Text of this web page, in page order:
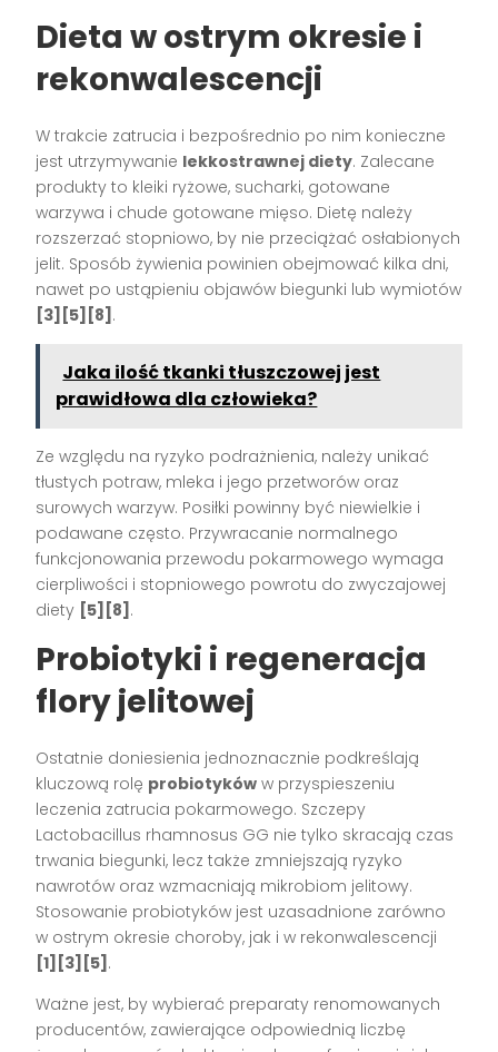
Dieta w ostrym okresie i
rekonwalescencji
W trakcie zatrucia i bezpośrednio po nim konieczne
jest utrzymywanie lekkostrawnej diety. Zalecane
produkty to kleiki ryżowe, sucharki, gotowane
warzywa i chude gotowane mięso. Dietę należy
rozszerzać stopniowo, by nie przeciążać osłabionych
jelit. Sposób żywienia powinien obejmować kilka dni,
nawet po ustąpieniu objawów biegunki lub wymiotów
[3][5][8] .
Jaka ilość tkanki tłuszczowej jest
prawidłowa dla człowieka?
Ze względu na ryzyko podrażnienia, należy unikać
tłustych potraw, mleka i jego przetworów oraz
surowych warzyw. Posiłki powinny być niewielkie i
podawane często. Przywracanie normalnego
funkcjonowania przewodu pokarmowego wymaga
cierpliwości i stopniowego powrotu do zwyczajowej
diety [5][8] .
Probiotyki i regeneracja
flory jelitowej
Ostatnie doniesienia jednoznacznie podkreślają
kluczową rolę probiotyków w przyspieszeniu
leczenia zatrucia pokarmowego. Szczepy
Lactobacillus rhamnosus GG nie tylko skracają czas
trwania biegunki, lecz także zmniejszają ryzyko
nawrotów oraz wzmacniają mikrobiom jelitowy.
Stosowanie probiotyków jest uzasadnione zarówno
w ostrym okresie choroby, jak i w rekonwalescencji
[1][3][5] .
Ważne jest, by wybierać preparaty renomowanych
producentów, zawierające odpowiednią liczbę